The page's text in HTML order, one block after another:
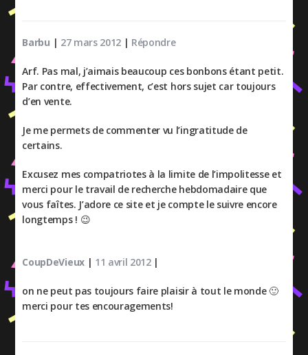
Barbu | 27 mars 2012 | Répondre
Arf. Pas mal, j’aimais beaucoup ces bonbons étant petit.
Par contre, effectivement, c’est hors sujet car toujours
d’en vente.
Je me permets de commenter vu l’ingratitude de
certains.
Excusez mes compatriotes à la limite de l’impolitesse et
merci pour le travail de recherche hebdomadaire que
vous faîtes. J’adore ce site et je compte le suivre encore
longtemps ! 😉
CoupDeVieux | 11 avril 2012|
on ne peut pas toujours faire plaisir à tout le monde 🙂
merci pour tes encouragements!